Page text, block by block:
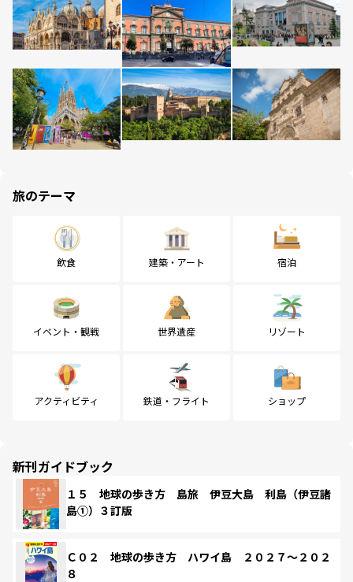
旅のテーマ
飲食 建築・アート 宿泊
イベント・観戦 世界遺産 リゾート
アクティビティ 鉄道・フライト ショップ
新刊ガイドブック
１５ 地球の歩き方 島旅 伊豆大島 利島（伊豆諸
島①）３訂版
Ｃ０２ 地球の歩き方 ハワイ島 ２０２７～２０２
８